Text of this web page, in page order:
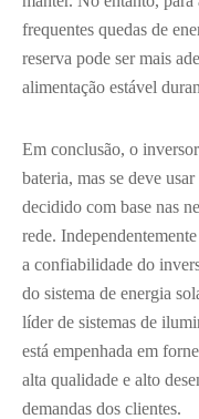
frequentes quedas de
reserva pode ser mais
alimentação estável
Em conclusão, o
bateria, mas se deve
decidido com base nas
rede.
a confiabilidade do
do sistema de energia
líder de sistemas de
está empenhada em
alta qualidade e alto
demandas dos clientes.